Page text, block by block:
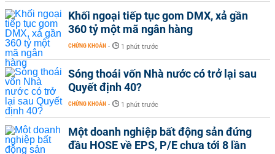
Khối ngoại tiếp tục gom DMX, xả gần
360 tỷ một mã ngân hàng
CHỨNG KHOÁN - 1 phút trước
Sóng thoái vốn Nhà nước có trở lại sau
Quyết định 40?
CHỨNG KHOÁN - 1 phút trước
Một doanh nghiệp bất động sản đứng
đầu HOSE về EPS, P/E chưa tới 8 lần